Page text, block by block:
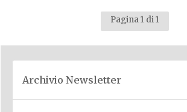
Pagina 1 di 1
Archivio Newsletter